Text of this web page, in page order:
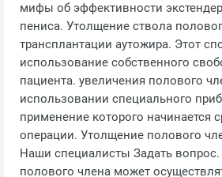
мифы об эффективности
пениса. Утолщение ствола
трансплантации аутожира. Этот
использование собственного
пациента. увеличения полового
использовании специального
применение которого начинается
операции. Утолщение полового
Наши специалисты Задать
полового члена может